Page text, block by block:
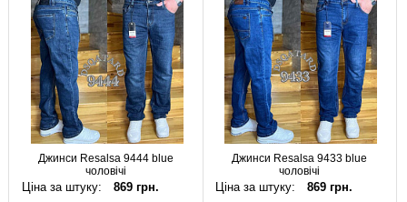
Джинси Resalsa 9444 blue
чоловічі
Ціна за штуку: 869 грн.
Джинси Resalsa 9433 blue
чоловічі
Ціна за штуку: 869 грн.